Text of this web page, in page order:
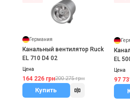
Германия
Канальный вентилятор Ruck
EL 710 D4 02
Цена
164 226 грн200 275 грн
Купить
EL
Цена
97